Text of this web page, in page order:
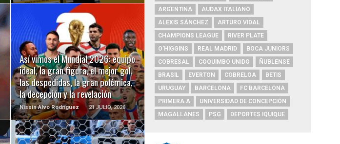
Así vimos el Mundial 2026: equipo
ideal, la gran figura, el mejor gol,
las despedidas, la gran polémica,
la decepción y la revelación
Nissin Alvo Rodríguez 21 JULIO, 2026
LEER MÁS
ARGENTINA
AUDAX ITALIANO
ALEXIS SÁNCHEZ
ARTURO VIDAL
CHAMPIONS LEAGUE
RIVER PLATE
O'HIGGINS
REAL MADRID
BOCA JUNIORS
COBRESAL
COQUIMBO UNIDO
ÑUBLENSE
BRASIL
EVERTON COBRELOA
BETIS
URUGUAY
BARCELONA
FC BARCELONA
PRIMERA A
UNIVERSIDAD DE CONCEPCIÓN
MAGALLANES
PSG DEPORTES IQUIQUE